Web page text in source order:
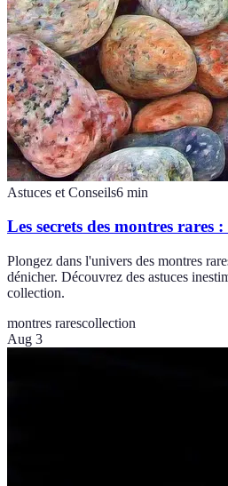
Astuces et Conseils6 min
Les secrets des montres rares
Plongez dans l'univers des montres
dénicher. Découvrez des astuces
collection.
montres rarescollection
Aug 3